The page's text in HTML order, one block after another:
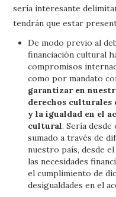
sería interesante
tendrán que estar
De modo previo al
financiación cultural
compromisos
como por mandato
garantizar en
derechos culturales
y la igualdad en el
cultural. Sería desde
sumado a través de
nuestro país, desde
las necesidades
el cumplimiento de
desigualdades en el